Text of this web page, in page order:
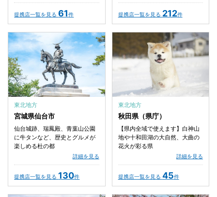
提携店一覧を見る61件 提携店一覧を見る 212件
東北地方
宮城県仙台市
仙台城跡、瑞鳳殿、青葉山公園
に牛タンなど、歴史とグルメが
楽しめる杜の都
詳細を見る
提携店一覧を見る 130件
東北地方
秋田県（県庁）
【県内全域で使えます】白神山
地や十和田湖の大自然、大曲の
花火が彩る県
詳細を見る
提携店一覧を見る 45件